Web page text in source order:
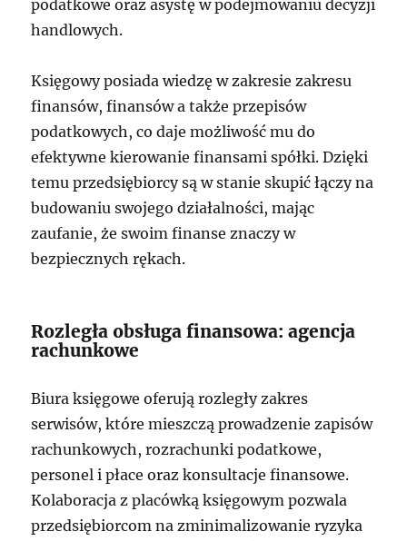
podatkowe oraz asystę w podejmowaniu decyzji
handlowych.
Księgowy posiada wiedzę w zakresie zakresu
finansów, finansów a także przepisów
podatkowych, co daje możliwość mu do
efektywne kierowanie finansami spółki. Dzięki
temu przedsiębiorcy są w stanie skupić łączy na
budowaniu swojego działalności, mając
zaufanie, że swoim finanse znaczy w
bezpiecznych rękach.
Rozległa obsługa finansowa: agencja
rachunkowe
Biura księgowe oferują rozległy zakres
serwisów, które mieszczą prowadzenie zapisów
rachunkowych, rozrachunki podatkowe,
personel i płace oraz konsultacje finansowe.
Kolaboracja z placówką księgowym pozwala
przedsiębiorcom na zminimalizowanie ryzyka